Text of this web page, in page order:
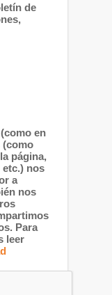
de
en
(como
página,
etc.) nos
a
nos
Para
leer